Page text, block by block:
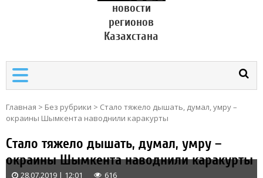
новости
регионов
Казахстана
Главная > Без рубрики > Стало тяжело дышать, думал, умру –
окраины Шымкента наводнили каракурты
Стало тяжело дышать, думал, умру –
окраины Шымкента наводнили каракурты
28.07.2019 | 12:01 616